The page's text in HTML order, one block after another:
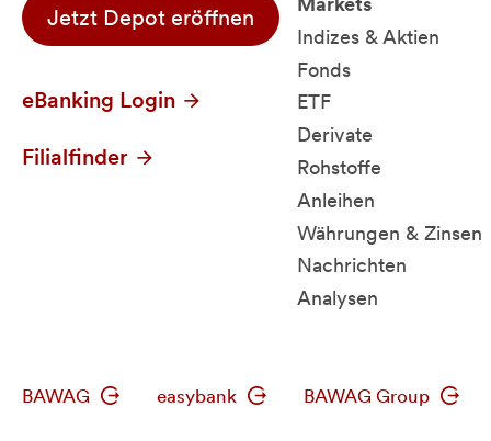
Jetzt Depot eröffnen
eBanking Login
Filialfinder
Indizes & Aktien
Fonds
ETF
Derivate
Rohstoffe
Anleihen
Währungen & Zinsen
Nachrichten
Analysen
BAWAG easybank BAWAG Group